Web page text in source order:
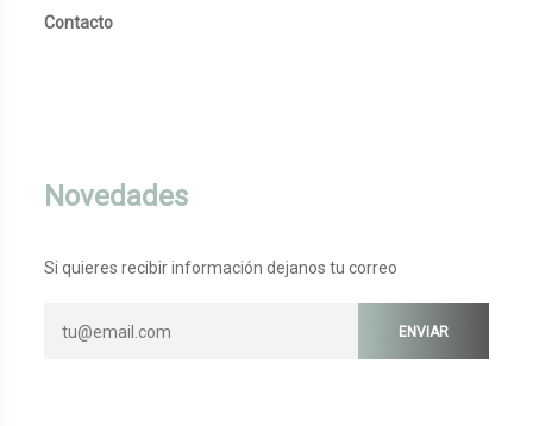
Contacto
Novedades
Si quieres recibir información dejanos tu correo
ENVIAR